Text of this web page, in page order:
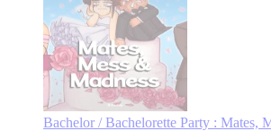
Bachelor / Bachelorette Party : Mates,